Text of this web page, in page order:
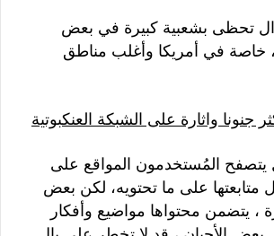
تحظى بشعبية كبيرة في بعض
، خاصة في أمريكا وأغلب مناطق
جنونا واثارة على الشبكة العنكبوتية
يتصفح المُستخدمون المواقع على
متابعتها على ما تحتويه، لكن بعض
، يتضمن محتواها مواضيع وأفكار